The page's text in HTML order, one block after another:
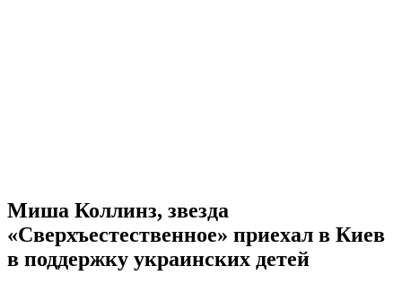
Миша Коллинз, звезда
«Сверхъестественное» приехал в Киев
в поддержку украинских детей